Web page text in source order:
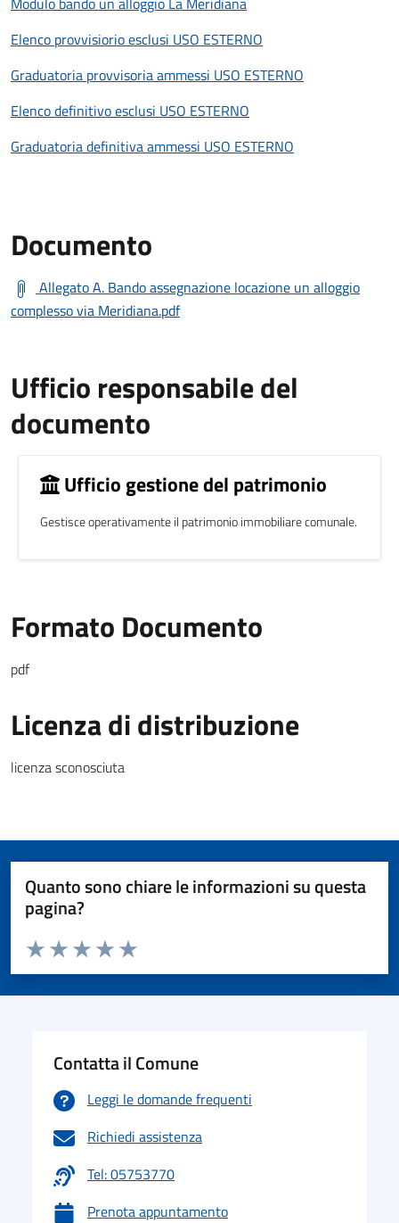
Elenco provvisiorio esclusi USO ESTERNO
Graduatoria provvisoria ammessi USO ESTERNO
Elenco definitivo esclusi USO ESTERNO
Graduatoria definitiva ammessi USO ESTERNO
Documento
Allegato A. Bando assegnazione locazione un alloggio
complesso via Meridiana.pdf
Ufficio responsabile del
documento
Ufficio gestione del patrimonio
Gestisce operativamente il patrimonio immobiliare comunale.
Formato Documento
pdf
Licenza di distribuzione
licenza sconosciuta
Quanto sono chiare le informazioni su questa
pagina?
Valuta da 1 a 5 stelle la pagina
Valuta 5 stelle su 5
Valuta 4 stelle su 5
Valuta 3 stelle su 5
Valuta 2 stelle su 5
Valuta 1 stelle su 5
Contatta il Comune
Leggi le domande frequenti
Richiedi assistenza
Tel: 05753770
Prenota appuntamento